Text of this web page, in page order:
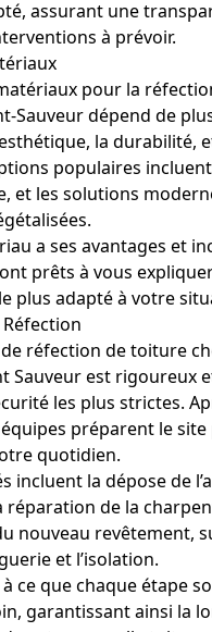
assurant une
à prévoir.
pour la
Sauveur dépend de
la durabilité,
populaires
et les solutions
a ses avantages et
prêts à vous
plus adapté à votre
réfection de toiture
Sauveur est rigoureux
les plus strictes.
préparent le
quotidien.
incluent la dépose de
réparation de la
nouveau revêtement,
et l’isolation.
ce que chaque étape
garantissant ainsi la